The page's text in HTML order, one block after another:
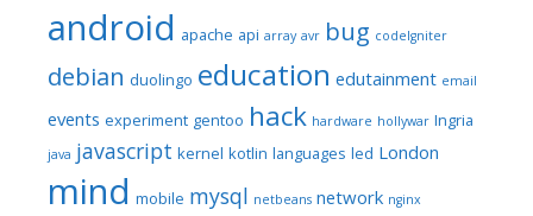
android apache api array avr bug codeIgniter
debian duolingo education edutainment email
events experiment gentoo hack hardware hollywar Ingria
java javascript kernel kotlin languages led London
mind mobile mysql netbeans network nginx